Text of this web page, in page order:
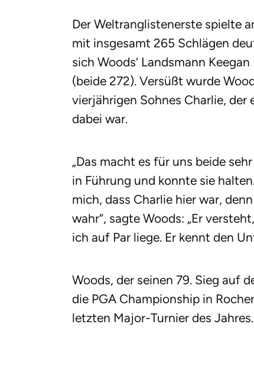
Der Weltranglistenerste spielte
mit insgesamt 265 Schlägen
sich Woods‘ Landsmann
(beide 272). Versüßt wurde
vierjährigen Sohnes Charlie, der
dabei war.
„Das macht es für uns beide
in Führung und konnte sie
mich, dass Charlie hier war,
wahr“, sagte Woods: „Er
ich auf Par liege. Er kennt den
Woods, der seinen 79. Sieg auf
die PGA Championship in
letzten Major-Turnier des Jahres.